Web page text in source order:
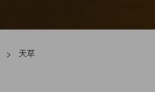
> 天草